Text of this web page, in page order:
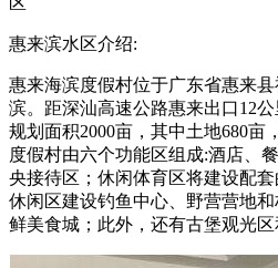
惠来滨水区介绍:
惠来海滨度假村位于广东省惠来
滨。距深汕高速公路惠来出口12
规划面积2000亩，其中土地680亩
度假村由六个功能区组成:酒店、
央接待区；休闲体育区将建设配
休闲区建设钓鱼中心、野营营地
鲜美食城；此外，还有古堡观光区